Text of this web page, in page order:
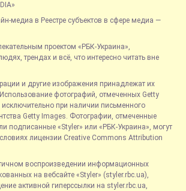
медиа в Реестре субъектов в сфере медиа —
проектом «РБК-Украина»,
трендах и всё, что интересно читать вне
и другие изображения принадлежат их
фотографий, отмеченных Getty
исключительно при наличии письменного
Getty Images. Фотографии, отмеченные
подписанные «Styler» или «РБК-Украина», могут
лицензии Creative Commons Attribution
воспроизведении информационных
на вебсайте «Styler» (styler.rbc.ua),
активной гиперссылки на styler.rbc.ua,